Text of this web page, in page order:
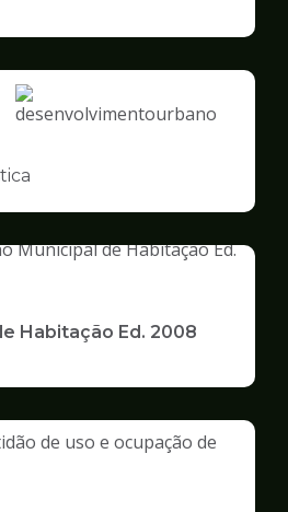
Ilustração
Desenvolvimento
Urbano
Habitação Ed. 2008